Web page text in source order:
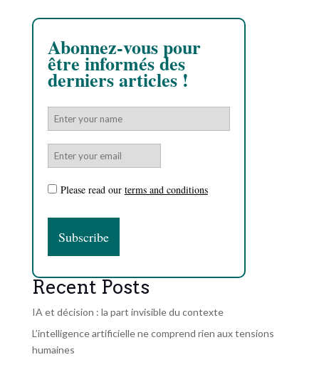
Abonnez-vous pour
être informés des
derniers articles !
Please read our terms and conditions
Recent Posts
IA et décision : la part invisible du contexte
L’intelligence artificielle ne comprend rien aux tensions
humaines